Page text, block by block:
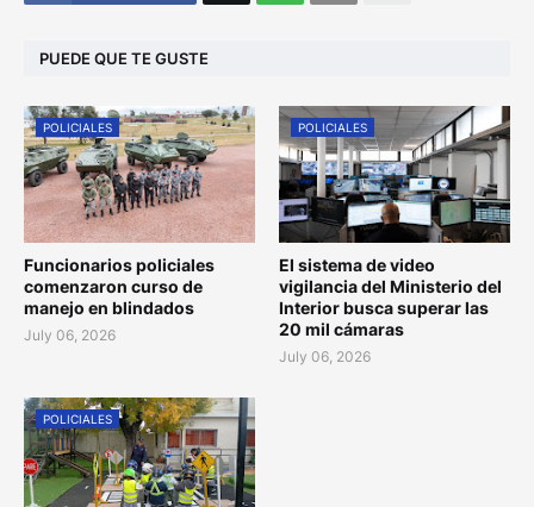
PUEDE QUE TE GUSTE
POLICIALES
Funcionarios policiales
comenzaron curso de
manejo en blindados
July 06, 2026
POLICIALES
El sistema de video
vigilancia del Ministerio del
Interior busca superar las
20 mil cámaras
July 06, 2026
POLICIALES